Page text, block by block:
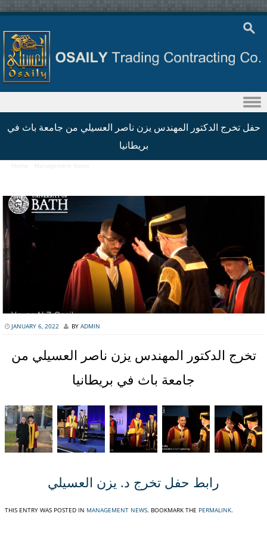
حفل تخرج الدكتور المهندس يزن ناصر العسيلي من جامعة باث في
بريطانيا
Management News
JANUARY 6, 2022 BY ADMIN
تخرج الدكتور المهندس يزن ناصر العسيلي من
جامعة باث في بريطانيا
رابط حفل تخرج د. يزن العسيلي
THIS ENTRY WAS POSTED IN MANAGEMENT NEWS. BOOKMARK THE PERMALINK.